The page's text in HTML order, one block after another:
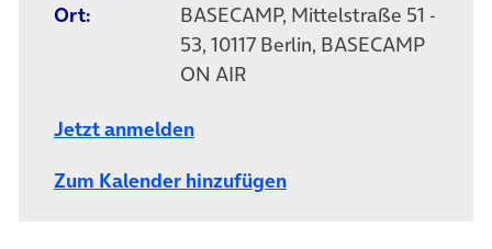
Ort:
BASECAMP, Mittelstraße 51 -
53, 10117 Berlin, BASECAMP
ON AIR
Jetzt anmelden
Zum Kalender hinzufügen